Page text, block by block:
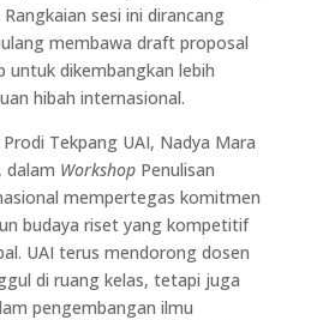
sesi ini dirancang
membawa draft proposal
untuk dikembangkan lebih
hibah internasional.
Tekpang UAI, Nadya Mara
dalam WorkshopPenulisan
mempertegas komitmen
budaya riset yang kompetitif
UAI terus mendorong dosen
di ruang kelas, tetapi juga
pengembangan ilmu